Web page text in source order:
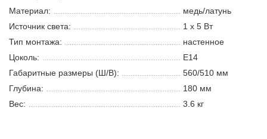
Материал:
медь/латунь
Источник света:
1 х 5 Вт
Тип монтажа:
настенное
Цоколь:
E14
Габаритные размеры (Ш/В):
560/510 мм
Глубина:
180 мм
Вес:
3.6 кг